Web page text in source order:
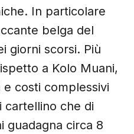
In particolare
belga del
giorni scorsi. Più
a Kolo Muani,
costi complessivi
cartellino che di
guadagna circa 8